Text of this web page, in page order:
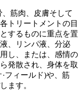
筋肉、皮膚そして
トリートメントの目
するものに重点を置
、リンパ液、分泌
し、または、感情の
発散され、身体を取
フィールド)や、筋
ます。